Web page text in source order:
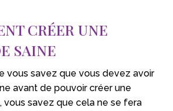
CRÉER UNE
SAINE
vous savez que vous devez avoir
avant de pouvoir créer une
vous savez que cela ne se fera